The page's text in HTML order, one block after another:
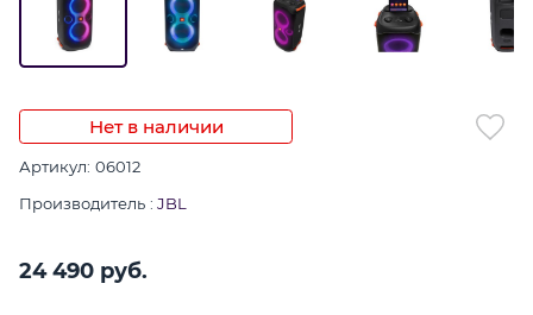
Нет в наличии
Артикул: 06012
Производитель : JBL
24 490 руб.